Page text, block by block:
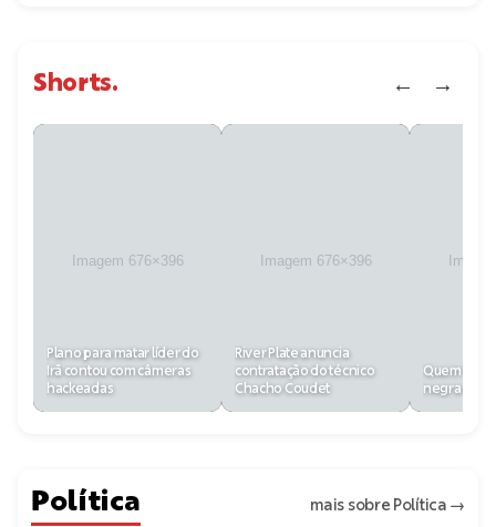
Shorts. ← →
Plano para matar líder do
Irã contou com câmeras
hackeadas
River Plate anuncia
contratação do técnico
Chacho Coudet
Quem foi a
negra a
Política mais sobre Política →